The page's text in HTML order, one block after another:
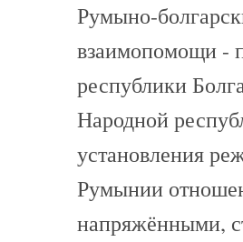
Румыно-
взаимопомощи -
республики
Народной
установления
Румынии
напряжёнными,